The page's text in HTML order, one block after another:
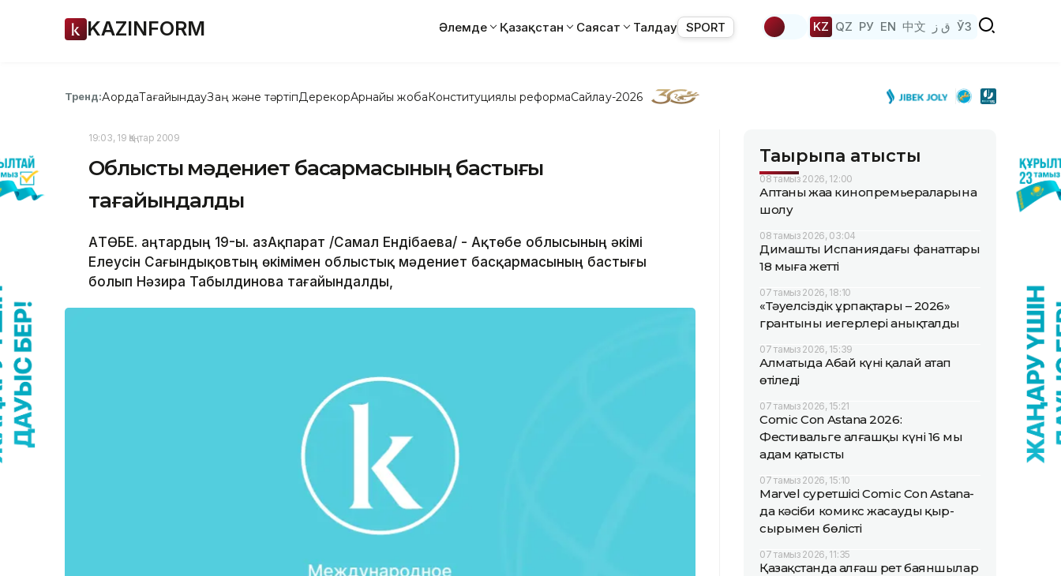
KAZINFORM Әлемде Қазақстан Саясат Талдау SPORT KZ QZ РУ EN 中文 ق ز ЎЗ
Тренд:АқордаТағайындауЗаң және тәртіпДерекқорАрнайы жобаКонституциялық реформаСайлау-2026
19:03, 19 Қаңтар 2009
Облыстық мәдениет басқармасының бастығы
тағайындалды
АҚТӨБЕ. Қаңтардың 19-ы. ҚазАқпарат /Самал Ендібаева/ - Ақтөбе облысының әкімі
Елеусін Сағындықовтың өкімімен облыстық мәдениет басқармасының бастығы
болып Нәзира Табылдинова тағайындалды,
Тақырыпқа қатысты
08 тамыз 2026, 12:00
Аптаның жаңа кинопремьераларына
шолу
08 тамыз 2026, 03:04
Димаштың Испаниядағы фанаттары
18 мыңға жетті
07 тамыз 2026, 18:10
«Тәуелсіздік ұрпақтары – 2026»
грантының иегерлері анықталды
07 тамыз 2026, 15:39
Алматыда Абай күні қалай атап
өтіледі
07 тамыз 2026, 15:21
Comic Con Astana 2026:
Фестивальге алғашқы күні 16 мың
адам қатысты
07 тамыз 2026, 15:10
Marvel суретшісі Comic Con Astana-
да кәсіби комикс жасаудың қыр-
сырымен бөлісті
07 тамыз 2026, 11:35
Қазақстанда алғаш рет баяншылар